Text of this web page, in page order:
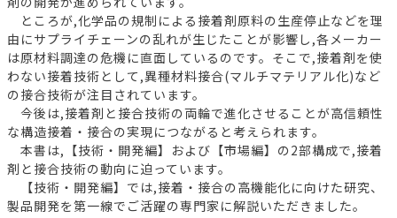
ところが,化学品の規制による接着剤原料の生産停止などを理
由にサプライチェーンの乱れが生じたことが影響し,各メーカー
は原材料調達の危機に直面しているのです。そこで,接着剤を使
わない接着技術として,異種材料接合(マルチマテリアル化)など
の接合技術が注目されています。
今後は,接着剤と接合技術の両輪で進化させることが高信頼性
な構造接着・接合の実現につながると考えられます。
本書は,【技術・開発編】および【市場編】の2部構成で,接着
剤と接合技術の動向に迫っています。
【技術・開発編】では,接着・接合の高機能化に向けた研究、
製品開発を第一線でご活躍の専門家に解説いただきました。